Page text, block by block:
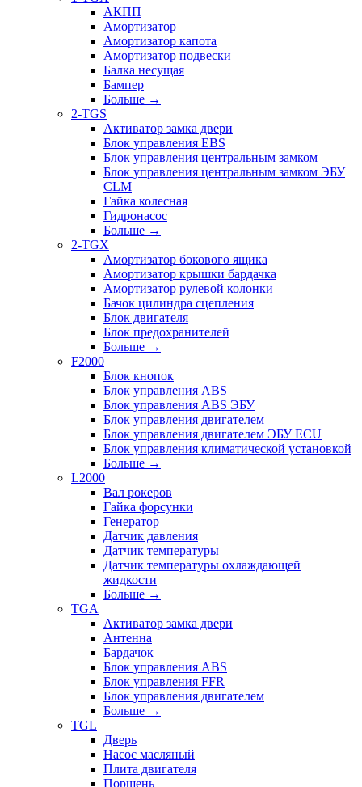
АКПП
Амортизатор
Амортизатор капота
Амортизатор подвески
Балка несущая
Бампер
Больше →
2-TGS
Активатор замка двери
Блок управления EBS
Блок управления центральным замком
Блок управления центральным замком ЭБУ
CLM
Гайка колесная
Гидронасос
Больше →
2-TGX
Амортизатор бокового ящика
Амортизатор крышки бардачка
Амортизатор рулевой колонки
Бачок цилиндра сцепления
Блок двигателя
Блок предохранителей
Больше →
F2000
Блок кнопок
Блок управления ABS
Блок управления ABS ЭБУ
Блок управления двигателем
Блок управления двигателем ЭБУ ECU
Блок управления климатической установкой
Больше →
L2000
Вал рокеров
Гайка форсунки
Генератор
Датчик давления
Датчик температуры
Датчик температуры охлаждающей
жидкости
Больше →
TGA
Активатор замка двери
Антенна
Бардачок
Блок управления ABS
Блок управления FFR
Блок управления двигателем
Больше →
TGL
Дверь
Насос масляный
Плита двигателя
Поршень